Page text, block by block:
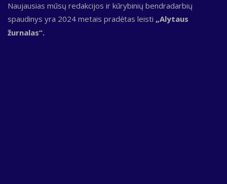
Naujausias mūsų redakcijos ir kūrybinių bendradarbių
spaudinys yra 2024 metais pradėtas leisti „Alytaus
žurnalas“.